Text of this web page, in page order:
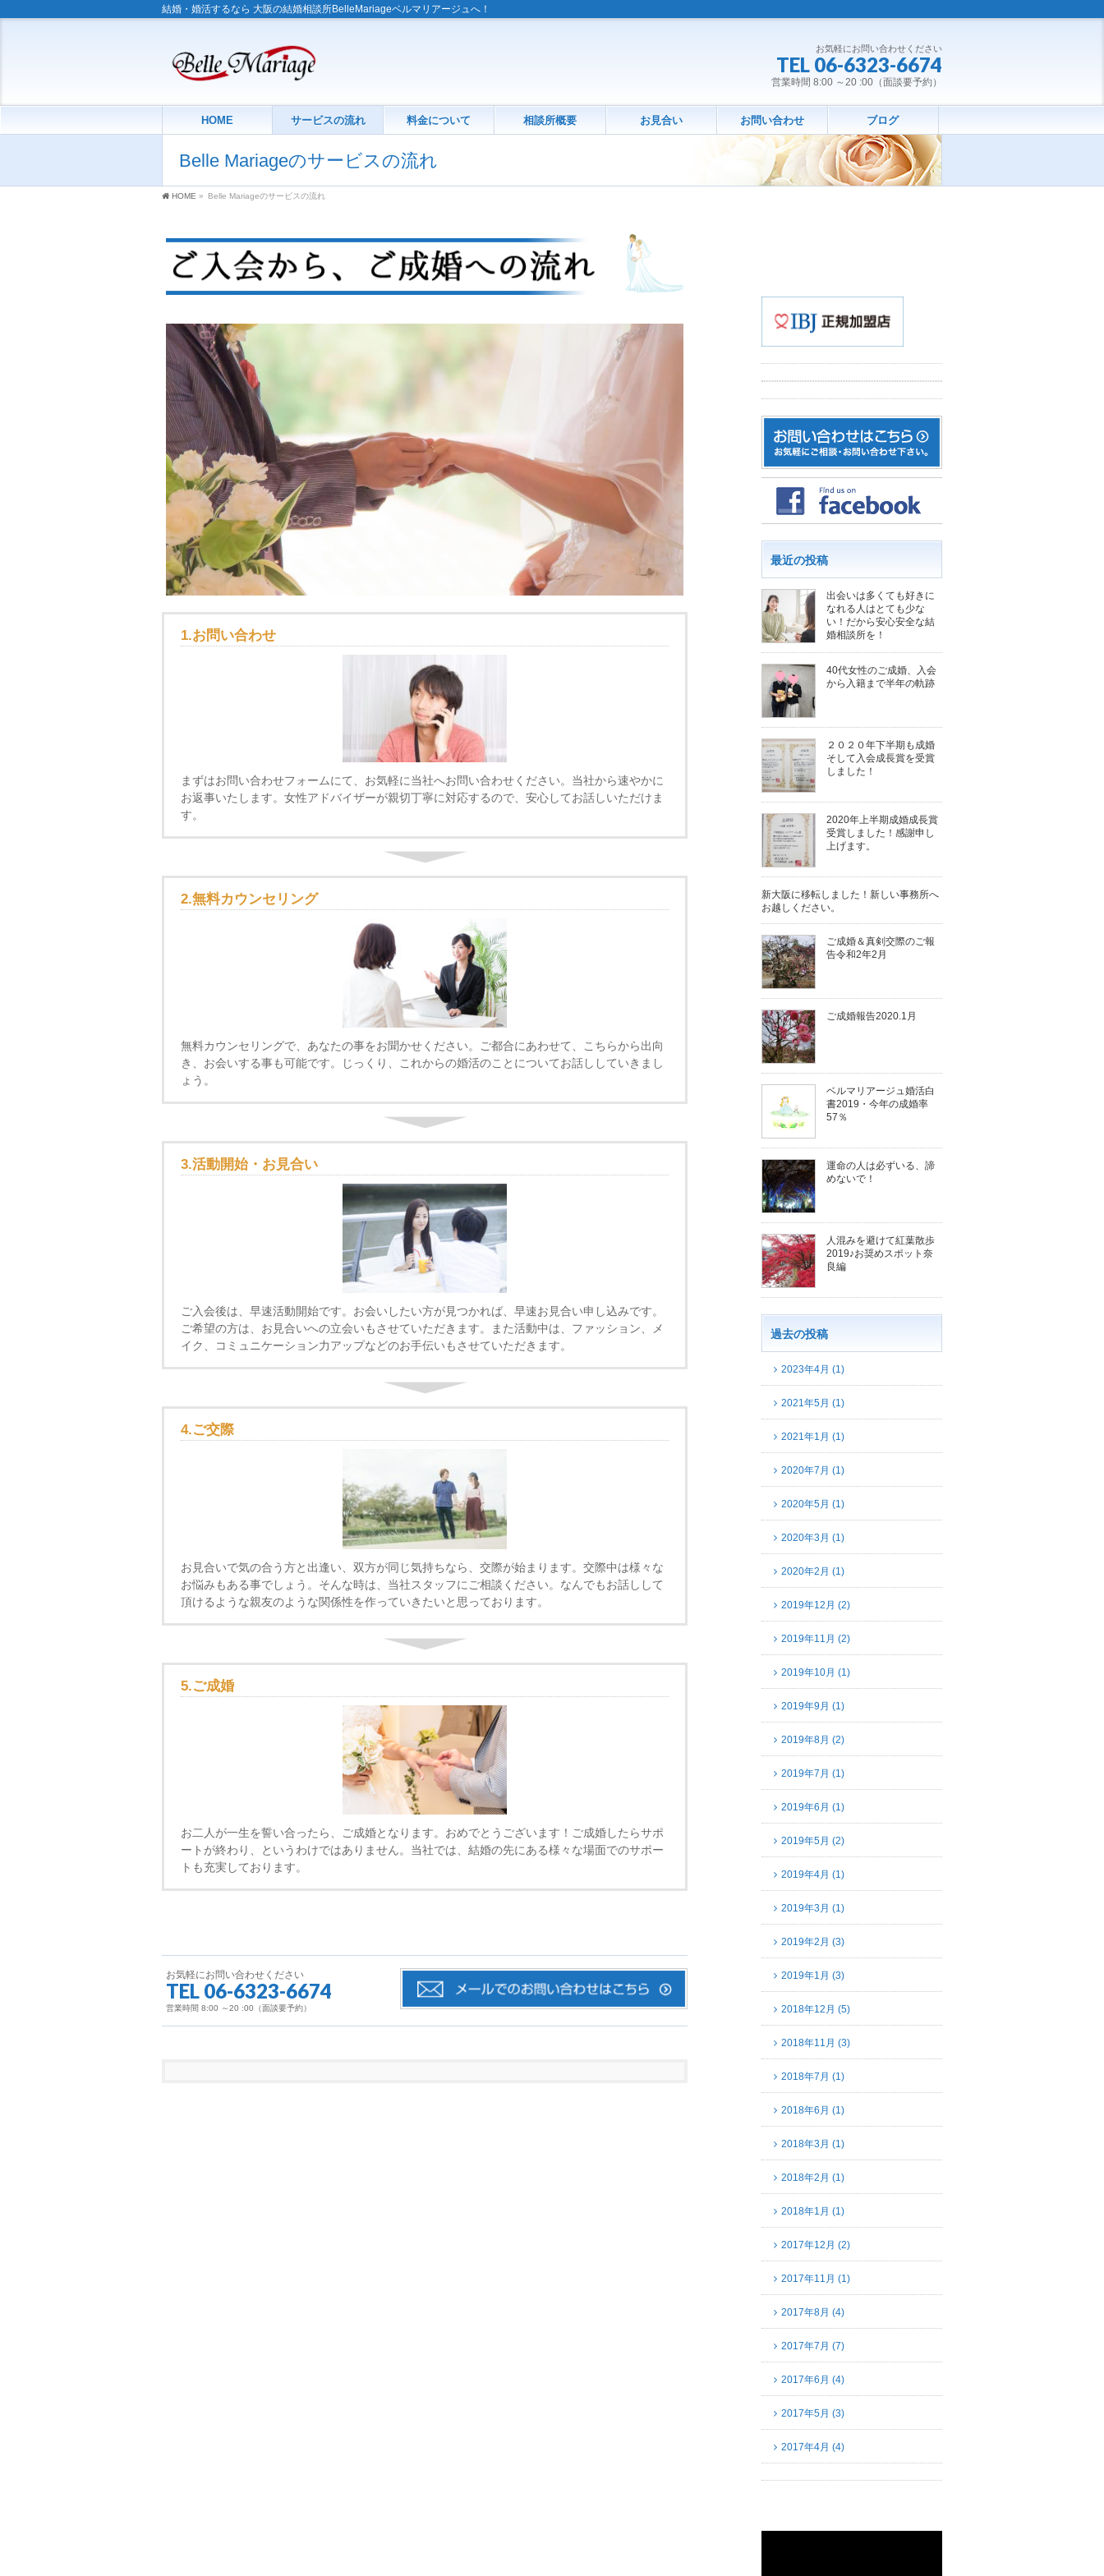
結婚・婚活するなら 大阪の結婚相談所BelleMariageベルマリアージュへ！
お気軽にお問い合わせください
TEL 06-6323-6674
営業時間 8:00 ～20 :00（面談要予約）
HOME サービスの流れ 料金について 相談所概要 お見合い お問い合わせ ブログ
Belle Mariageのサービスの流れ
HOME » Belle Mariageのサービスの流れ
1.お問い合わせ
まずはお問い合わせフォームにて、お気軽に当社へお問い合わせください。当社から速やかに
お返事いたします。女性アドバイザーが親切丁寧に対応するので、安心してお話しいただけま
す。
2.無料カウンセリング
無料カウンセリングで、あなたの事をお聞かせください。ご都合にあわせて、こちらから出向
き、お会いする事も可能です。じっくり、これからの婚活のことについてお話ししていきまし
ょう。
3.活動開始・お見合い
ご入会後は、早速活動開始です。お会いしたい方が見つかれば、早速お見合い申し込みです。
ご希望の方は、お見合いへの立会いもさせていただきます。また活動中は、ファッション、メ
イク、コミュニケーション力アップなどのお手伝いもさせていただきます。
4.ご交際
お見合いで気の合う方と出逢い、双方が同じ気持ちなら、交際が始まります。交際中は様々な
お悩みもある事でしょう。そんな時は、当社スタッフにご相談ください。なんでもお話しして
頂けるような親友のような関係性を作っていきたいと思っております。
5.ご成婚
お二人が一生を誓い合ったら、ご成婚となります。おめでとうございます！ご成婚したらサポ
ートが終わり、というわけではありません。当社では、結婚の先にある様々な場面でのサポー
トも充実しております。
お気軽にお問い合わせください
TEL 06-6323-6674
営業時間 8:00 ～20 :00（面談要予約）
最近の投稿
出会いは多くても好きに
なれる人はとても少な
い！だから安心安全な結
婚相談所を！
40代女性のご成婚、入会
から入籍まで半年の軌跡
２０２０年下半期も成婚
そして入会成長賞を受賞
しました！
2020年上半期成婚成長賞
受賞しました！感謝申し
上げます。
新大阪に移転しました！新しい事務所へ
お越しください。
ご成婚＆真剣交際のご報
告令和2年2月
ご成婚報告2020.1月
ベルマリアージュ婚活白
書2019・今年の成婚率
57％
運命の人は必ずいる、諦
めないで！
人混みを避けて紅葉散歩
2019♪お奨めスポット奈
良編
過去の投稿
2023年4月 (1)
2021年5月 (1)
2021年1月 (1)
2020年7月 (1)
2020年5月 (1)
2020年3月 (1)
2020年2月 (1)
2019年12月 (2)
2019年11月 (2)
2019年10月 (1)
2019年9月 (1)
2019年8月 (2)
2019年7月 (1)
2019年6月 (1)
2019年5月 (2)
2019年4月 (1)
2019年3月 (1)
2019年2月 (3)
2019年1月 (3)
2018年12月 (5)
2018年11月 (3)
2018年7月 (1)
2018年6月 (1)
2018年3月 (1)
2018年2月 (1)
2018年1月 (1)
2017年12月 (2)
2017年11月 (1)
2017年8月 (4)
2017年7月 (7)
2017年6月 (4)
2017年5月 (3)
2017年4月 (4)